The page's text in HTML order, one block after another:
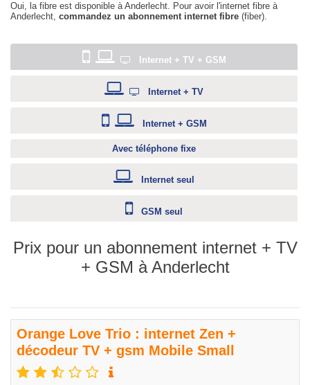
Oui, la fibre est disponible à Anderlecht. Pour avoir l'internet fibre à
Anderlecht, commandez un abonnement internet fibre (fiber).
Internet + TV + GSM
Internet + TV
Internet + GSM
Avec téléphone fixe
Internet seul
GSM seul
Prix pour un abonnement internet + TV
+ GSM à Anderlecht
Orange Love Trio : internet Zen +
décodeur TV + gsm Mobile Small